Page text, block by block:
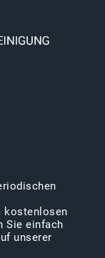
kostenlosen
Sie einfach
unserer